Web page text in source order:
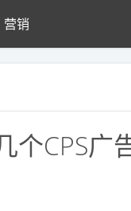
营销
个CPS广